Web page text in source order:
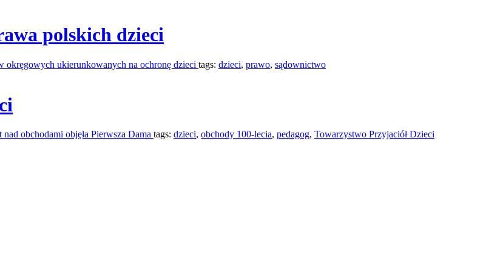
polskich dzieci
okręgowych ukierunkowanych na ochronę dzieci tags: dzieci, prawo, sądownictwo
obchodami objęła Pierwsza Dama tags: dzieci, obchody 100-lecia, pedagog, Towarzystwo Przyjaciół Dzieci